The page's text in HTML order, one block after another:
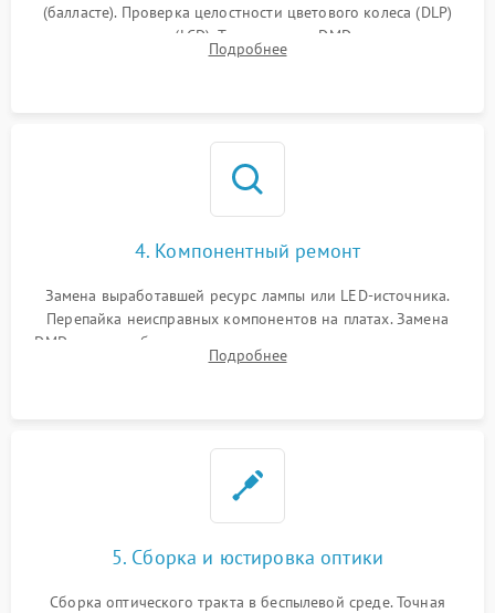
(балласте). Проверка целостности цветового колеса (DLP)
или поляризаторов (LCD). Тестирование DMD-чипа, датчиков
температуры и оптопар с помощью мультиметра и
Подробнее
4. Компонентный ремонт
Замена выработавшей ресурс лампы или LED-источника.
Перепайка неисправных компонентов на платах. Замена
DMD-чипа при битых пикселях, установка нового цветового
колеса или восстановление сгоревших поляризационных
Подробнее
5. Сборка и юстировка оптики
Сборка оптического тракта в беспылевой среде. Точная